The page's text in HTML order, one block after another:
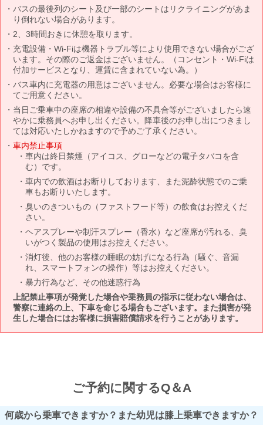
バスの最後列のシート及び一部のシートはリクライニングがあま
り倒れない場合があります。
2、3時間おきに休憩を取ります。
充電設備・Wi-Fiは機器トラブル等により使用できない場合がござ
います。その際のご返金はございません。（コンセント・Wi-Fiは
付加サービスとなり、運賃に含まれていない為。）
バス車内に充電器の用意はございません。必要な場合はお客様に
てご用意ください。
当日ご乗車中の座席の相違や設備の不具合等がございましたら速
やかに乗務員へお申し出ください。降車後のお申し出につきまし
ては対応いたしかねますので予めご了承ください。
車内禁止事項
車内は終日禁煙（アイコス、グローなどの電子タバコを含
む）です。
車内での飲酒はお断りしております、また泥酔状態でのご乗
車もお断りいたします。
臭いのきついもの（ファストフード等）の飲食はお控えくだ
さい。
ヘアスプレーや制汗スプレー（香水）など座席が汚れる、臭
いがつく製品の使用はお控えください。
消灯後、他のお客様の睡眠の妨げになる行為（騒ぐ、音漏
れ、スマートフォンの操作）等はお控えください。
暴力行為など、その他迷惑行為
上記禁止事項が発覚した場合や乗務員の指示に従わない場合は、
警察に連絡の上、下車を命じる場合もございます。また損害が発
生した場合にはお客様に損害賠償請求を行うことがあります。
ご予約に関するQ＆A
何歳から乗車できますか？また幼児は膝上乗車できますか？